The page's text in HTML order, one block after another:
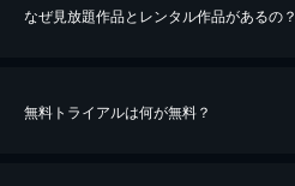
なぜ見放題作品とレンタル作品があるの？
無料トライアルは何が無料？